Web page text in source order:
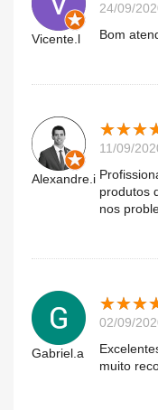
Vicente.l
24/09/
Bom
Alexandre.i
★★★
★★★
11/09/
produtos
nos
Gabriel.a
★★★
★★★
02/09/
muito